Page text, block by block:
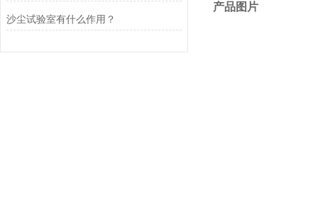
沙尘试验室有什么作用？
产品图片